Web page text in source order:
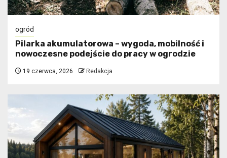
ogród
Pilarka akumulatorowa – wygoda, mobilność i
nowoczesne podejście do pracy w ogrodzie
19 czerwca, 2026 Redakcja